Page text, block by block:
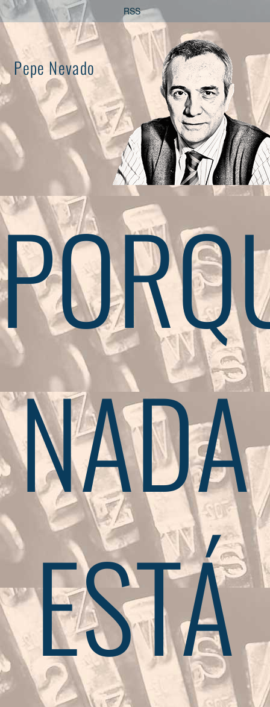
Saltar
al
contenido
RSS
Pepe Nevado
NADA
ESTÁ